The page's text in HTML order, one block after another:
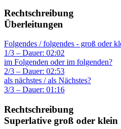
Rechtschreibung
Überleitungen
Folgendes / folgendes - groß oder
1/3 – Dauer: 02:02
im Folgenden oder im folgenden?
2/3 – Dauer: 02:53
als nächstes / als Nächstes?
3/3 – Dauer: 01:16
Rechtschreibung
Superlative groß oder klein